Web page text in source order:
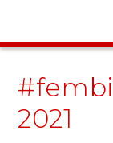
2021